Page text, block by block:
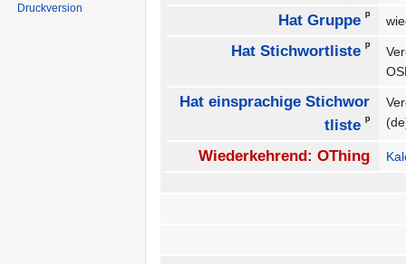
Hat Gruppe ᵖ
Hat Stichwortliste ᵖ
Hat einsprachige Stichwor
tliste ᵖ
Wiederkehrend: OThing
Druckversion